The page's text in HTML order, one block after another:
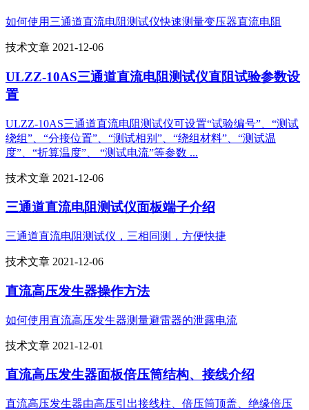
如何使用三通道直流电阻测试仪快速测量变压器直流电阻
技术文章 2021-12-06
ULZZ-10AS三通道直流电阻测试仪直阻试验参数设
置
ULZZ-10AS三通道直流电阻测试仪可设置“试验编号”、“测试
绕组”、“分接位置”、“测试相别”、“绕组材料”、“测试温
度”、“折算温度”、 “测试电流”等参数 ...
技术文章 2021-12-06
三通道直流电阻测试仪面板端子介绍
三通道直流电阻测试仪，三相同测，方便快捷
技术文章 2021-12-06
直流高压发生器操作方法
如何使用直流高压发生器测量避雷器的泄露电流
技术文章 2021-12-01
直流高压发生器面板倍压筒结构、接线介绍
直流高压发生器由高压引出接线柱、倍压筒顶盖、绝缘倍压